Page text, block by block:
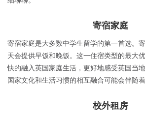
寄宿家庭
寄宿家庭是大多数中学生留学的第一首选。
天会提供早饭和晚饭。这一住宿类型的最大
快的融入英国家庭生活，更好地感受英国当
国家文化和生活习惯的相互融合可能会伴随
校外租房